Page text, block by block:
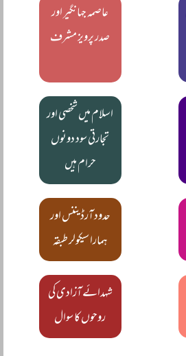
عاصمہ جہانگیر اور
صدر پرویز مشرف
اسلام میں شخصی اور
تجارتی سود دونوں
حرام ہیں
حدود آرڈیننس اور
ہمارا سیکولر طبقہ
شہدائے آزادی کی
روحوں کا سوال